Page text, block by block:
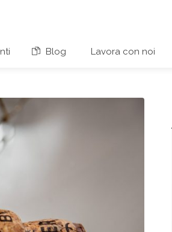
Blog Lavora con noi